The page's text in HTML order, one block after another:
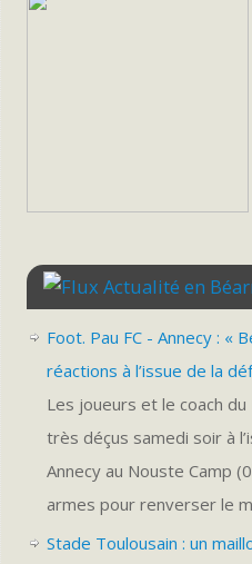
Actualité en
Foot. Pau FC - Annecy : «
réactions à l’issue de la
Les joueurs et le coach
très déçus samedi soir à
Annecy au Nouste Camp
armes pour renverser le
Stade Toulousain : un